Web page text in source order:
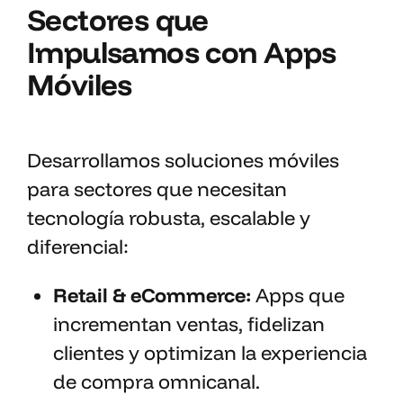
Sectores que
Impulsamos con Apps
Móviles
Desarrollamos soluciones móviles
para sectores que necesitan
tecnología robusta, escalable y
diferencial:
Retail & eCommerce: Apps que
incrementan ventas, fidelizan
clientes y optimizan la experiencia
de compra omnicanal.